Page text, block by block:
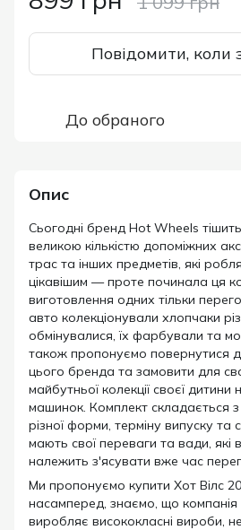
Повідомити, коли
До обраного
Опис
Сьогодні бренд Hot Wheels
великою кількістю допоміжних
трас та інших предметів, які
цікавішим — проте починала ця
виготовлення одних тільки
авто колекціонували хлопчаки
обмінувалися, їх фарбували та
також пропонуємо повернутися
цього бренда та замовити для
майбутньої колекції своєї дитини
машинок. Комплект складається
різної форми, терміну випуску та
мають свої переваги та вади, які
належить з'ясувати вже час
Ми пропонуємо купити Хот Вілс
насамперед, знаємо, що
виробляє висококласні вироби,